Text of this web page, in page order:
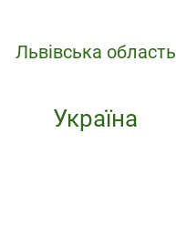
Львівська область
Україна